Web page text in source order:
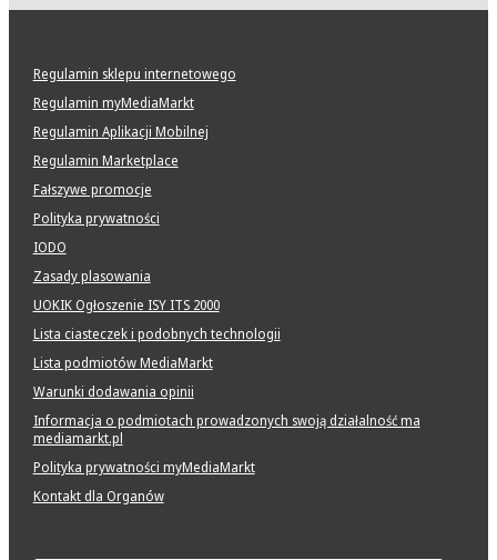
Regulamin sklepu internetowego
Regulamin myMediaMarkt
Regulamin Aplikacji Mobilnej
Regulamin Marketplace
Fałszywe promocje
Polityka prywatności
IODO
Zasady plasowania
UOKIK Ogłoszenie ISY ITS 2000
Lista ciasteczek i podobnych technologii
Lista podmiotów MediaMarkt
Warunki dodawania opinii
Informacja o podmiotach prowadzonych swoją działalność ma
mediamarkt.pl
Polityka prywatności myMediaMarkt
Kontakt dla Organów